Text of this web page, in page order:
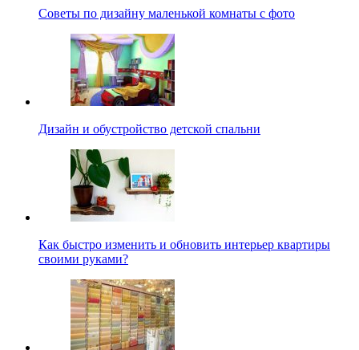
Советы по дизайну маленькой комнаты с фото
Дизайн и обустройство детской спальни
Как быстро изменить и обновить интерьер квартиры
своими руками?